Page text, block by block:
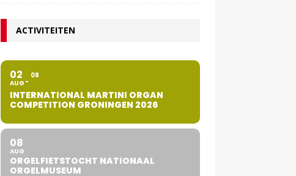
ACTIVITEITEN
02
AUG
08
INTERNATIONAL MARTINI ORGAN
COMPETITION GRONINGEN 2026
08
AUG
ORGELFIETSTOCHT NATIONAAL
ORGELMUSEUM